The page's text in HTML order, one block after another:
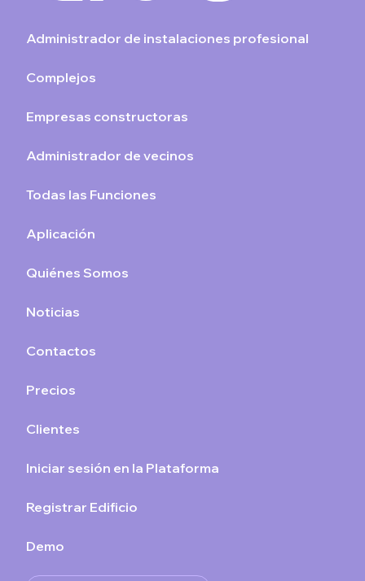
Administrador de instalaciones profesional
Complejos
Empresas constructoras
Administrador de vecinos
Todas las Funciones
Aplicación
Quiénes Somos
Noticias
Contactos
Precios
Clientes
Iniciar sesión en la Plataforma
Registrar Edificio
Demo